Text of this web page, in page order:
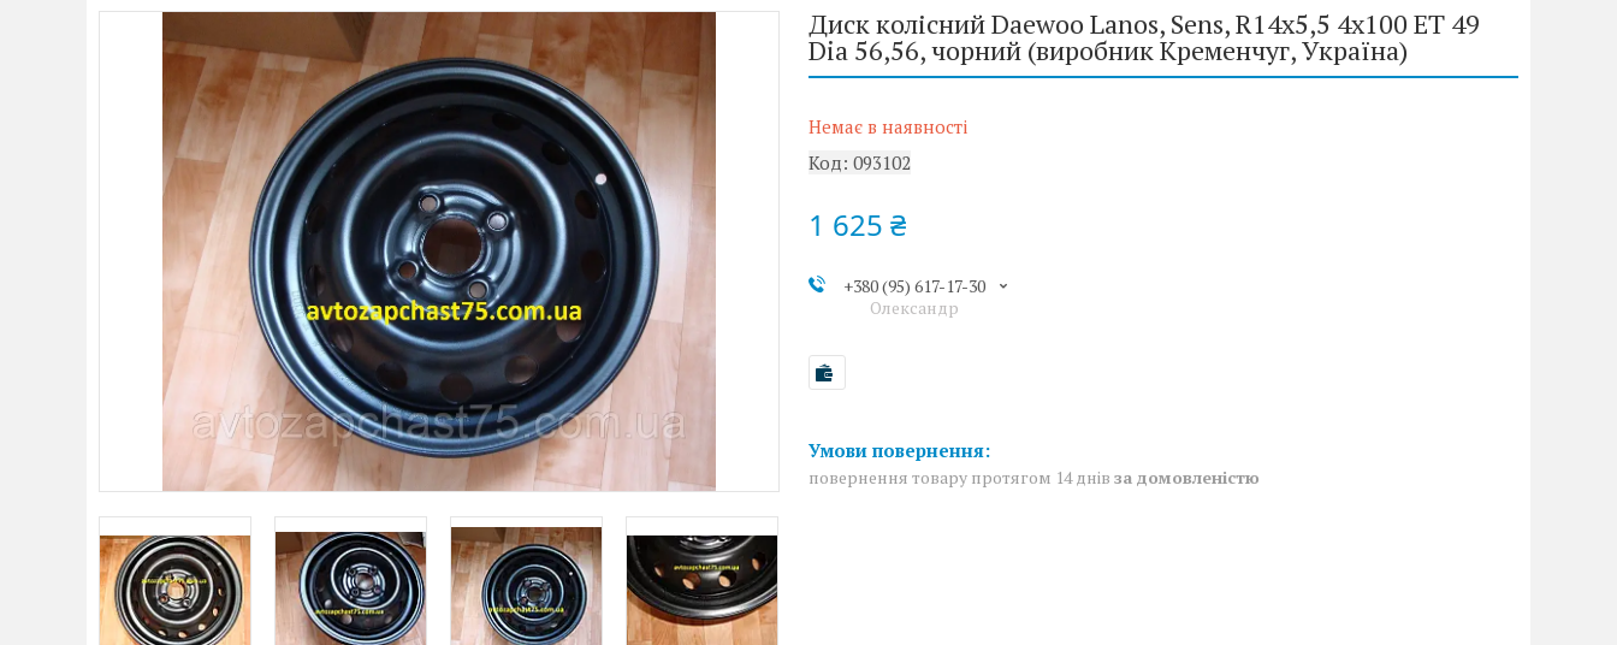
Диск колісний Daewoo Lanos, Sens, R14x5,5 4x100 ET 49
Dia 56,56, чорний (виробник Кременчуг, Україна)
Немає в наявності
Код: 093102
1 625 ₴
+380 (95) 617-17-30
Олександр
повернення товару протягом 14 днів за домовленістю